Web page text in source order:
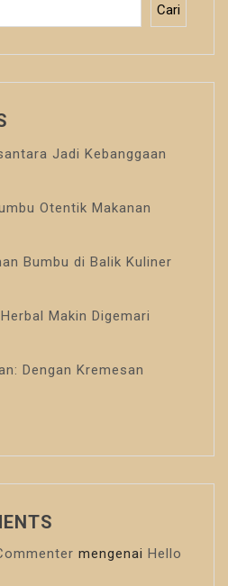
Cari
Jadi Kebanggaan
Otentik Makanan
Bumbu di Balik Kuliner
Makin Digemari
Dengan Kremesan
mengenai Hello